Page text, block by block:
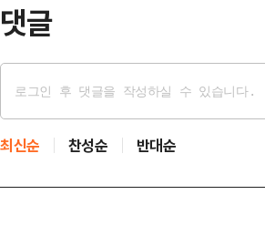
댓글
최신순 찬성순 반대순